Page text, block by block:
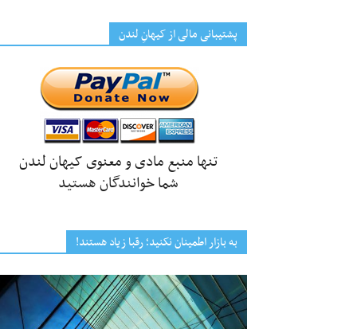
پشتیبانی مالی از کیهانِ لندن
تنها منبع مادی و معنوی کیهان لندن
شما خوانندگان هستید
به بازار اطمینان نکنید؛ رقبا زیاد هستند!